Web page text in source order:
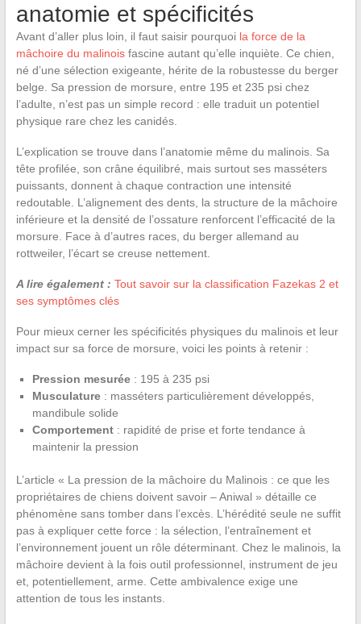
anatomie et spécificités
Avant d’aller plus loin, il faut saisir pourquoi la force de la
mâchoire du malinoisfascine autant qu’elle inquiète. Ce chien,
né d’une sélection exigeante, hérite de la robustesse du berger
belge. Sa pression de morsure, entre 195 et 235 psi chez
l’adulte, n’est pas un simple record : elle traduit un potentiel
physique rare chez les canidés.
L’explication se trouve dans l’anatomie même du malinois. Sa
tête profilée, son crâne équilibré, mais surtout ses masséters
puissants, donnent à chaque contraction une intensité
redoutable. L’alignement des dents, la structure de la mâchoire
inférieure et la densité de l’ossature renforcent l’efficacité de la
morsure. Face à d’autres races, du berger allemand au
rottweiler, l’écart se creuse nettement.
A lire également : Tout savoir sur la classification Fazekas 2 et
ses symptômes clés
Pour mieux cerner les spécificités physiques du malinois et leur
impact sur sa force de morsure, voici les points à retenir :
Pression mesurée: 195 à 235 psi
Musculature: masséters particulièrement développés,
mandibule solide
Comportement: rapidité de prise et forte tendance à
maintenir la pression
L’article « La pression de la mâchoire du Malinois : ce que les
propriétaires de chiens doivent savoir – Aniwal » détaille ce
phénomène sans tomber dans l’excès. L’hérédité seule ne suffit
pas à expliquer cette force : la sélection, l’entraînement et
l’environnement jouent un rôle déterminant. Chez le malinois, la
mâchoire devient à la fois outil professionnel, instrument de jeu
et, potentiellement, arme. Cette ambivalence exige une
attention de tous les instants.